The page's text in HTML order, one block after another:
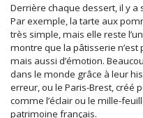
Derrière chaque dessert, il y
Par exemple, la tarte aux
très simple, mais elle reste
montre que la pâtisserie
mais aussi d’émotion.
dans le monde grâce à leur
erreur, ou le Paris-Brest, créé
comme l’éclair ou le mille-
patrimoine français.